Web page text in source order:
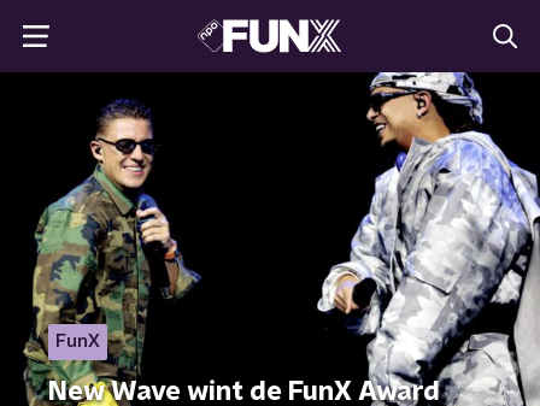
FunX
New Wave wint de FunX Award